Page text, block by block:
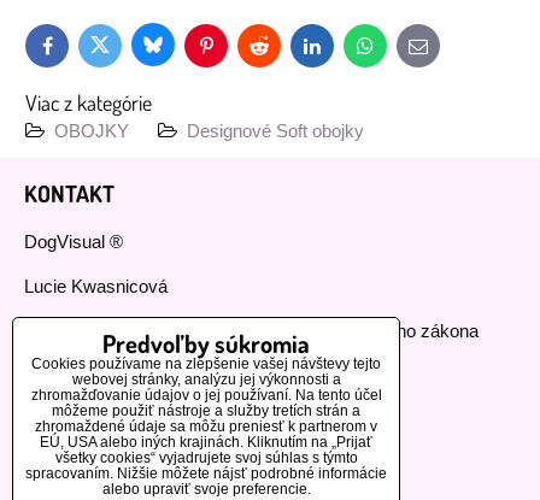
FacebookTwitter BlueskyPinterestReddit LinkedInWhatsApp
E-
mail
Viac z kategórie
OBOJKY Designové Soft obojky
KONTAKT
DogVisual ®
Lucie Kwasnicová
Fyzická osoba podnikajúca podľa živnostenského zákona
IČ: 73112593
GSM:+420 776 440 464
MOHLO BY VÁS ZAUJÍMAŤ
Predvoľby súkromia
Cookies používame na zlepšenie vašej návštevy tejto
webovej stránky, analýzu jej výkonnosti a
zhromažďovanie údajov o jej používaní. Na tento účel
môžeme použiť nástroje a služby tretích strán a
zhromaždené údaje sa môžu preniesť k partnerom v
EÚ, USA alebo iných krajinách. Kliknutím na „Prijať
všetky cookies“ vyjadrujete svoj súhlas s týmto
spracovaním. Nižšie môžete nájsť podrobné informácie
alebo upraviť svoje preferencie.